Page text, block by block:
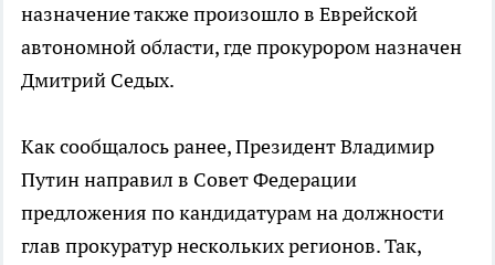
назначение также произошло в Еврейской
автономной области, где прокурором назначен
Дмитрий Седых.
Как сообщалось ранее, Президент Владимир
Путин направил в Совет Федерации
предложения по кандидатурам на должности
глав прокуратур нескольких регионов. Так,